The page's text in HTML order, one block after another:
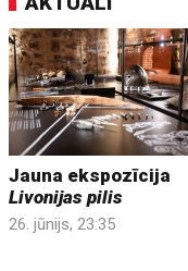
Jauna ekspozīcija
Livonijas pilis
26. jūnijs, 23:35